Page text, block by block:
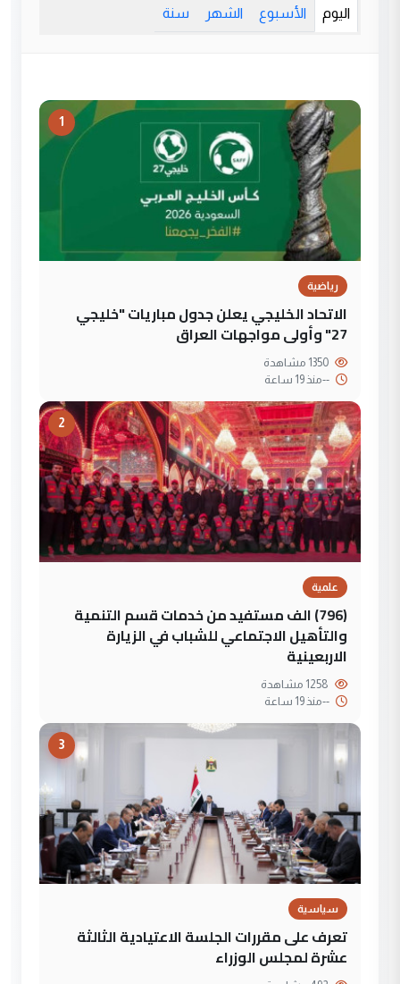
اليوم الأسبوع الشهر سنة
1
رياضية
الاتحاد الخليجي يعلن جدول مباريات "خليجي
27" وأولى مواجهات العراق
--منذ 19 ساعة
2
علمية
(796) الف مستفيد من خدمات قسم التنمية
والتأهيل الاجتماعي للشباب في الزيارة
الاربعينية
--منذ 19 ساعة
3
سياسية
تعرف على مقررات الجلسة الاعتيادية الثالثة
عشرة لمجلس الوزراء